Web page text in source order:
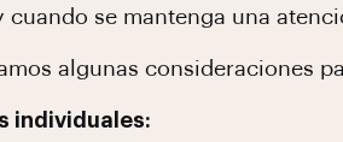
cuando se mantenga una
algunas consideraciones
individuales: